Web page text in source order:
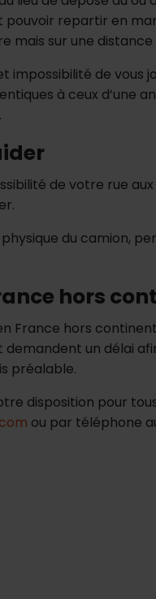
pouvoir repartir en
mais sur une
impossibilité de
à ceux d’une
de votre rue
physique du camion,
hors
France hors
un délai
préalable.
disposition pour
ou par téléphone